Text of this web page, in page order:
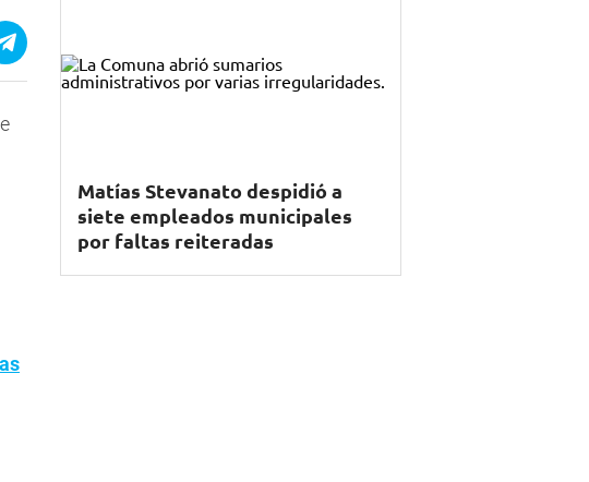
Matías Stevanato despidió a
siete empleados municipales
por faltas reiteradas